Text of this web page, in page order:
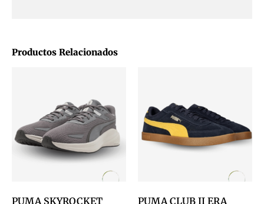
Productos Relacionados
PUMA SKYROCKET
PUMA CLUB II ERA